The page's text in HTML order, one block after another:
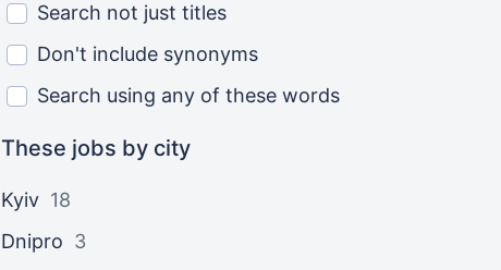
Search not just titles
Don't include synonyms
Search using any of these words
These jobs by city
Kyiv 18
Dnipro 3